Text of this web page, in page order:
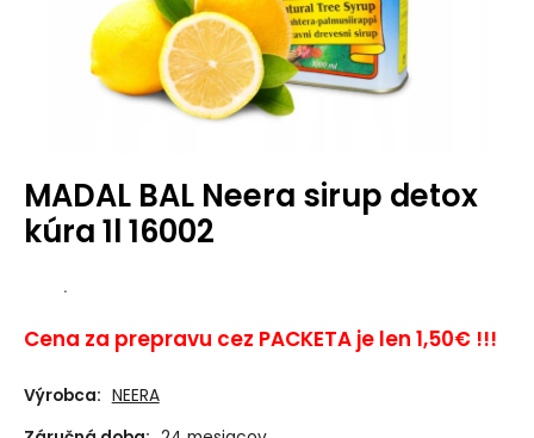
MADAL BAL Neera sirup detox
kúra 1l 16002
.
Cena za prepravu cez PACKETA je len 1,50€ !!!
Výrobca: NEERA